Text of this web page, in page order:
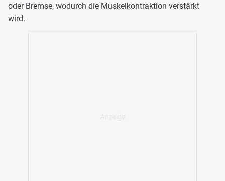
oder Bremse, wodurch die Muskelkontraktion verstärkt
wird.